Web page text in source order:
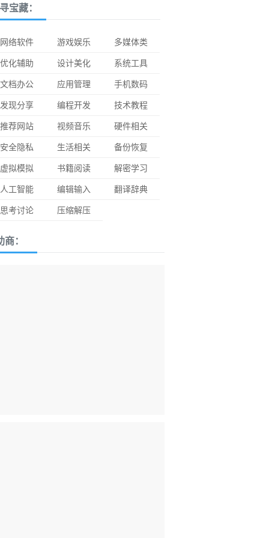
宝藏：
网络软件 游戏娱乐
多媒体类
优化辅助
设计美化
系统工具
文档办公
应用管理
手机数码
发现分享
编程开发
技术教程
推荐网站
视频音乐
硬件相关
安全隐私
生活相关
备份恢复
虚拟模拟
书籍阅读
解密学习
人工智能
编辑输入
翻译辞典
思考讨论
压缩解压
商：